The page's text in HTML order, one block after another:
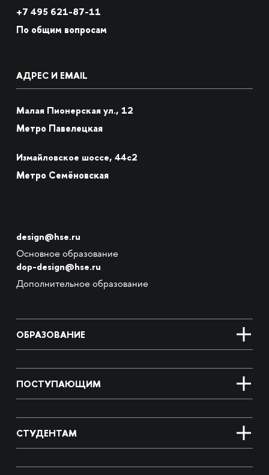
+7 495 621-87-11
По общим вопросам
АДРЕС И EMAIL
Малая Пионерская ул., 12
Метро Павелецкая
Измайловское шоссе, 44с2
Метро Семёновская
design@hse.ru
Основное образование
dop-design@hse.ru
Дополнительное образование
ОБРАЗОВАНИЕ
ПОСТУПАЮЩИМ
СТУДЕНТАМ